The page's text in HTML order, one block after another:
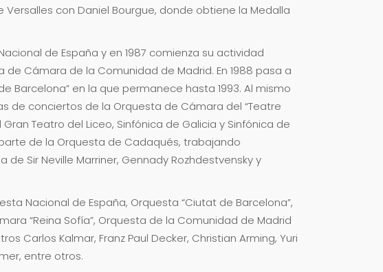
con Daniel Bourgue, donde obtiene la Medalla
de España y en 1987 comienza su actividad
Cámara de la Comunidad de Madrid. En 1988 pasa a
Barcelona” en la que permanece hasta 1993. Al mismo
de conciertos de la Orquesta de Cámara del “Teatre
Teatro del Liceo, Sinfónica de Galicia y Sinfónica de
de la Orquesta de Cadaqués, trabajando
Sir Neville Marriner, Gennady Rozhdestvensky y
Nacional de España, Orquesta “Ciutat de Barcelona”,
“Reina Sofía”, Orquesta de la Comunidad de Madrid
Carlos Kalmar, Franz Paul Decker, Christian Arming, Yuri
entre otros.